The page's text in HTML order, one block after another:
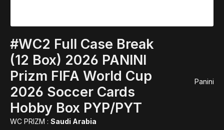
#WC2 Full Case Break
(12 Box) 2026 PANINI
Prizm FIFA World Cup
2026 Soccer Cards
Hobby Box PYP/PYT
WC PRIZM : Saudi Arabia
Panini